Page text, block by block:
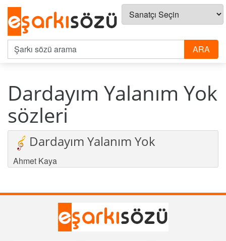
Dardayım Yalanım Yok
sözleri
Dardayım Yalanım Yok
Ahmet Kaya